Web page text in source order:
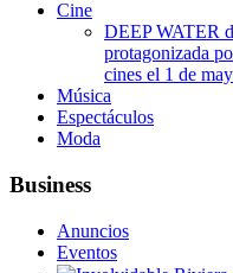
Cine
DEEP WATER
protagonizada
cines el 1 de
Música
Espectáculos
Moda
Business
Anuncios
Eventos